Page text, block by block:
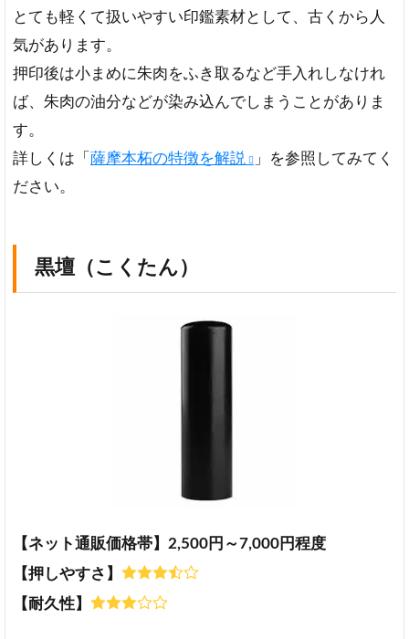
とても軽くて扱いやすい印鑑素材として、古くから人
気があります。
押印後は小まめに朱肉をふき取るなど手入れしなけれ
ば、朱肉の油分などが染み込んでしまうことがありま
す。
詳しくは「 薩摩本柘の特徴を解説
」を参照してみてく
ださい。
黒壇（こくたん）
【ネット通販価格帯】2,500円～7,000円程度
【押しやすさ】
【耐久性】